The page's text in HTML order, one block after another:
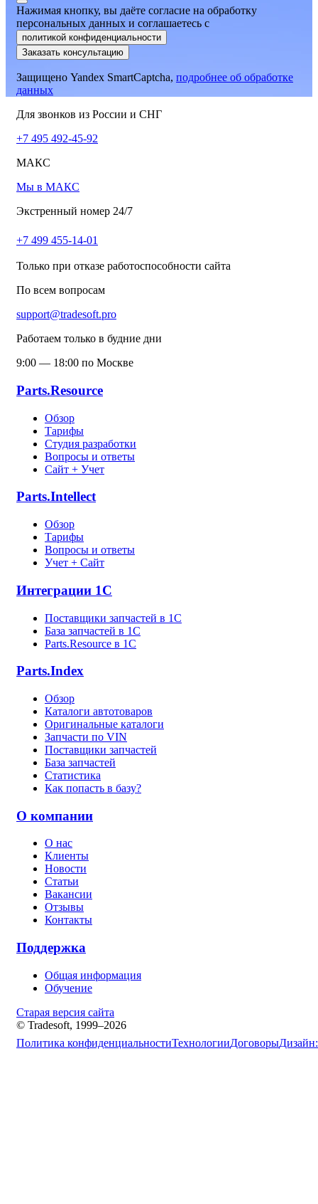
Нажимая кнопку, вы даёте согласие на обработку
персональных данных и соглашаетесь c
политикой конфиденциальности
Заказать консультацию
Защищено Yandex SmartCaptcha, подробнее об обработке
данных
Для звонков из России и СНГ
+7 495 492-45-92
МАКС
Мы в МАКС
Экстренный номер 24/7
+7 499 455-14-01
Только при отказе работоспособности сайта
По всем вопросам
support@tradesoft.pro
Работаем только в будние дни
9:00 — 18:00 по Москве
Parts.Resource
Обзор
Тарифы
Студия разработки
Вопросы и ответы
Сайт + Учет
Parts.Intellect
Обзор
Тарифы
Вопросы и ответы
Учет + Сайт
Интеграции 1С
Поставщики запчастей в 1C
База запчастей в 1С
Parts.Resource в 1C
Parts.Index
Обзор
Каталоги автотоваров
Оригинальные каталоги
Запчасти по VIN
Поставщики запчастей
База запчастей
Статистика
Как попасть в базу?
О компании
О нас
Клиенты
Новости
Статьи
Вакансии
Отзывы
Контакты
Поддержка
Общая информация
Обучение
Старая версия сайта
© Tradesoft, 1999–2026
Политика конфиденциальностиТехнологииДоговорыДизайн: